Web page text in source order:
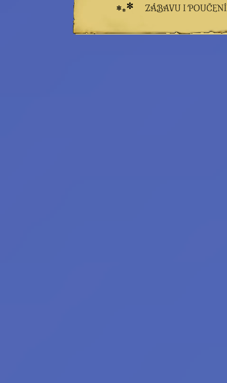
Rebecca Werde
Emeritní